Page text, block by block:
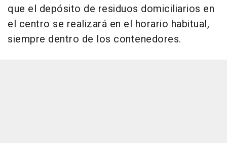
que el depósito de residuos domiciliarios en
el centro se realizará en el horario habitual,
siempre dentro de los contenedores.